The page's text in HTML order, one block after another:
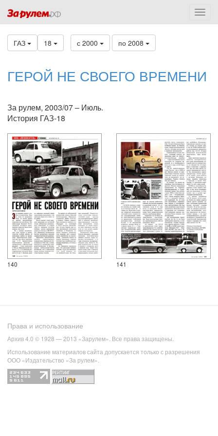
ГАЗ 18 с 2000 по 2008
ГЕРОЙ НЕ СВОЕГО ВРЕМЕНИ
За рулем, 2003/07 – Июль.
История ГАЗ-18
140 141
Права и использование
Архив 4.0 © 1928 — 2013 «Зарулем». Все права защищены.
Использование материалов сайта допускается только с разрешения
ООО «Издательство «За рулем».